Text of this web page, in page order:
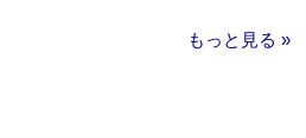
もっと見る »